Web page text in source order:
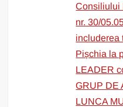
Consiliului
nr. 30/
includerea
Pișchia la
LEADER
GRUP DE
LUNCA